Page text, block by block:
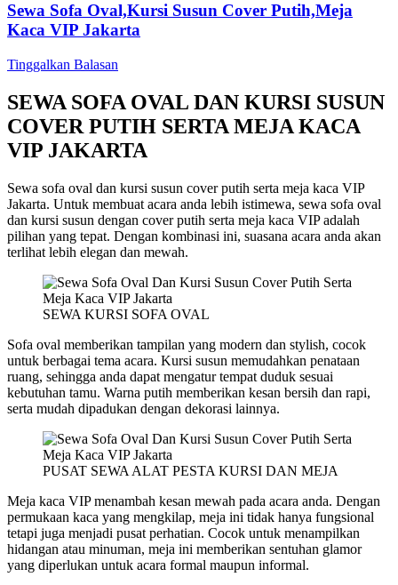
Sewa Sofa Oval,Kursi Susun Cover Putih,Meja
Kaca VIP Jakarta
Tinggalkan Balasan
SEWA SOFA OVAL DAN KURSI SUSUN
COVER PUTIH SERTA MEJA KACA
VIP JAKARTA
Sewa sofa oval dan kursi susun cover putih serta meja kaca VIP
Jakarta. Untuk membuat acara anda lebih istimewa, sewa sofa oval
dan kursi susun dengan cover putih serta meja kaca VIP adalah
pilihan yang tepat. Dengan kombinasi ini, suasana acara anda akan
terlihat lebih elegan dan mewah.
SEWA KURSI SOFA OVAL
Sofa oval memberikan tampilan yang modern dan stylish, cocok
untuk berbagai tema acara. Kursi susun memudahkan penataan
ruang, sehingga anda dapat mengatur tempat duduk sesuai
kebutuhan tamu. Warna putih memberikan kesan bersih dan rapi,
serta mudah dipadukan dengan dekorasi lainnya.
PUSAT SEWA ALAT PESTA KURSI DAN MEJA
Meja kaca VIP menambah kesan mewah pada acara anda. Dengan
permukaan kaca yang mengkilap, meja ini tidak hanya fungsional
tetapi juga menjadi pusat perhatian. Cocok untuk menampilkan
hidangan atau minuman, meja ini memberikan sentuhan glamor
yang diperlukan untuk acara formal maupun informal.